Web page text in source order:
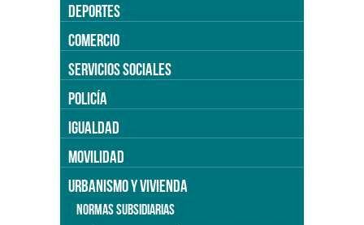
DEPORTES
COMERCIO
SERVICIOS SOCIALES
POLICÍA
IGUALDAD
MOVILIDAD
URBANISMO Y VIVIENDA
NORMAS SUBSIDIARIAS